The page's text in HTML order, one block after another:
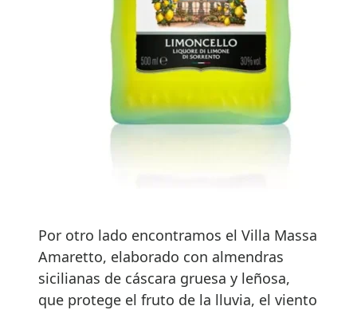
Por otro lado encontramos el Villa Massa
Amaretto, elaborado con almendras
sicilianas de cáscara gruesa y leñosa,
que protege el fruto de la lluvia, el viento